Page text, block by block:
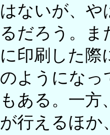
はないが、や
るだろう。ま
に印刷した際
のようになっ
もある。一方
が行えるほか